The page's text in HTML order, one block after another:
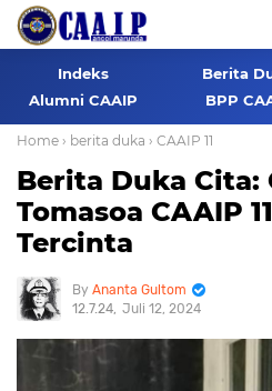
Indeks Berita
Alumni CAAIP
BPP
Home › berita duka › CAAIP 11
Berita Duka Cita:
Tomasoa CAAIP
Tercinta
Ananta Gultom
12.7.24 Juli 12, 2024